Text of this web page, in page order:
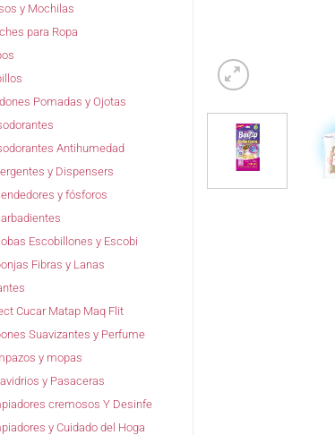
y Mochilas
para Ropa
Pomadas y Ojotas
Antihumedad
y Dispensers
y fósforos
Escobillones y Escobi
Fibras y Lanas
Cucar Matap Maq Flit
Suavizantes y Perfume
y mopas
y Pasaceras
cremosos Y Desinfe
y Cuidado del Hoga